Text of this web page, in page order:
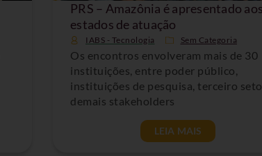
PRS – Amazônia é apresentado aos
estados de atuação
IABS - Tecnologia Sem Categoria
Os encontros envolveram mais de 30
instituições, entre poder público,
instituições de pesquisa, terceiro
demais stakeholders
LEIA MAIS